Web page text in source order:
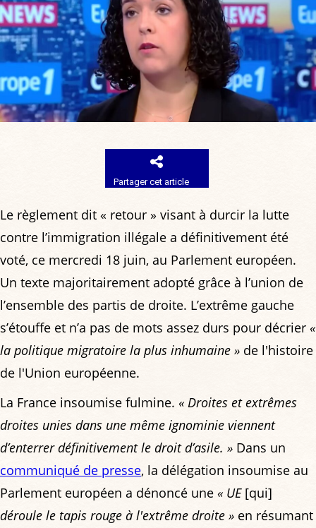
Partager cet article
Le règlement dit « retour » visant à durcir la lutte
contre l’immigration illégale a définitivement été
voté, ce mercredi 18 juin, au Parlement européen.
Un texte majoritairement adopté grâce à l’union de
l’ensemble des partis de droite. L’extrême gauche
s’étouffe et n’a pas de mots assez durs pour décrier «
la politique migratoire la plus inhumaine » de l'histoire
de l'Union européenne.
La France insoumise fulmine. « Droites et extrêmes
droites unies dans une même ignominie viennent
d’enterrer définitivement le droit d’asile. » Dans un
communiqué de presse, la délégation insoumise au
Parlement européen a dénoncé une « UE[qui]
déroule le tapis rouge à l'extrême droite » en résumant